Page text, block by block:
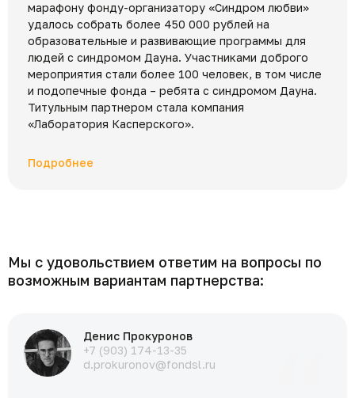
марафону фонду-организатору «Синдром любви»
удалось собрать более 450 000 рублей на
образовательные и развивающие программы для
людей с синдромом Дауна. Участниками доброго
мероприятия стали более 100 человек, в том числе
и подопечные фонда – ребята с синдромом Дауна.
Титульным партнером стала компания
«Лаборатория Касперского».
Подробнее
Мы с удовольствием ответим на вопросы по
возможным вариантам партнерства:
Денис Прокуронов
+7 (903) 174-13-35
d.prokuronov@fondsl.ru